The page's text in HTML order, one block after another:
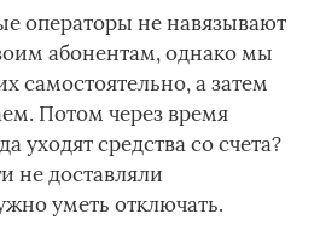
операторы не навязывают
абонентам, однако мы
самостоятельно, а затем
Потом через время
уходят средства со счета?
не доставляли
уметь отключать.